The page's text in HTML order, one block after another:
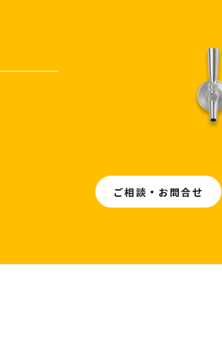
ご相談・お問合せ